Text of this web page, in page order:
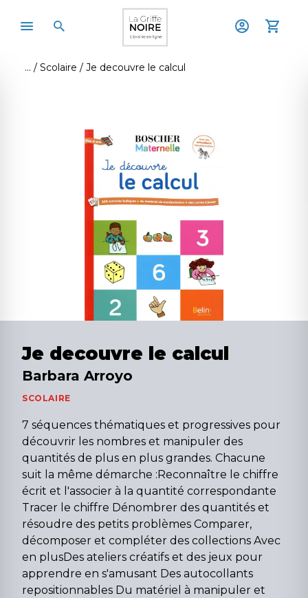
Scolaire Je decouvre le calcul
Je decouvre le calcul
Barbara Arroyo
SCOLAIRE
7 séquences thématiques et progressives pour
découvrir les nombres et manipuler des
quantités de plus en plus grandes. Chacune
suit la même démarche :Reconnaître le chiffre
écrit et l'associer à la quantité correspondante
Tracer le chiffre Dénombrer des quantités et
résoudre des petits problèmes Comparer,
décomposer et compléter des collections Avec
en plusDes ateliers créatifs et des jeux pour
apprendre en s'amusant Des autocollants
repositionnables Du matériel à manipuler et